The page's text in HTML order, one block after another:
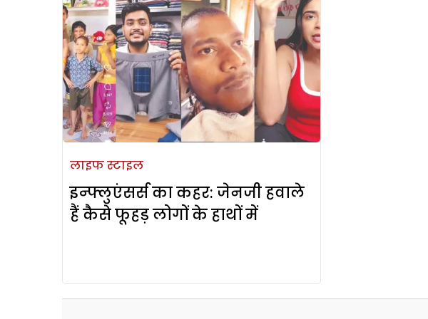
लाइफ स्टाइल
इन्फ्लुएंसर्स का कहर: जेनजी हवाले
हैं कैसे फूहड़ लोगों के हाथों में